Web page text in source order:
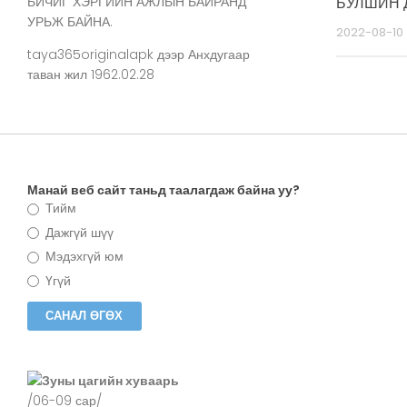
2022-08-10
УРЬЖ БАЙНА.
taya365originalapk дээр Анхдугаар
таван жил 1962.02.28
Манай веб сайт таньд таалагдаж байна уу?
Тийм
Дажгүй шүү
Мэдэхгүй юм
Үгүй
Зуны цагийн хуваарь
/06-09 сар/